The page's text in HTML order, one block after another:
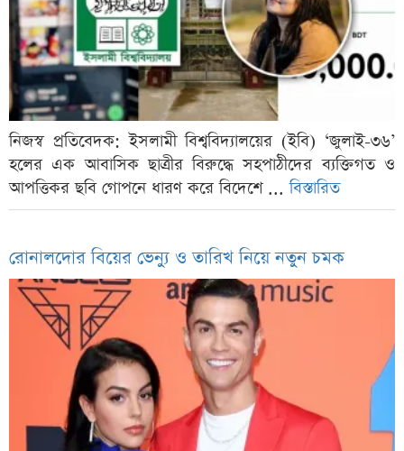
নিজস্ব প্রতিবেদক: ইসলামী বিশ্ববিদ্যালয়ের (ইবি) ‘জুলাই-৩৬’
হলের এক আবাসিক ছাত্রীর বিরুদ্ধে সহপাঠীদের ব্যক্তিগত ও
আপত্তিকর ছবি গোপনে ধারণ করে বিদেশে ...বিস্তারিত
রোনালদোর বিয়ের ভেন্যু ও তারিখ নিয়ে নতুন চমক